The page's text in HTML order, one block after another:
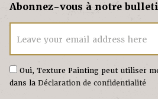
Abonnez-vous à notre
Leave your email address here
Oui, Texture Painting peut utiliser
dans la Déclaration de confidentialité